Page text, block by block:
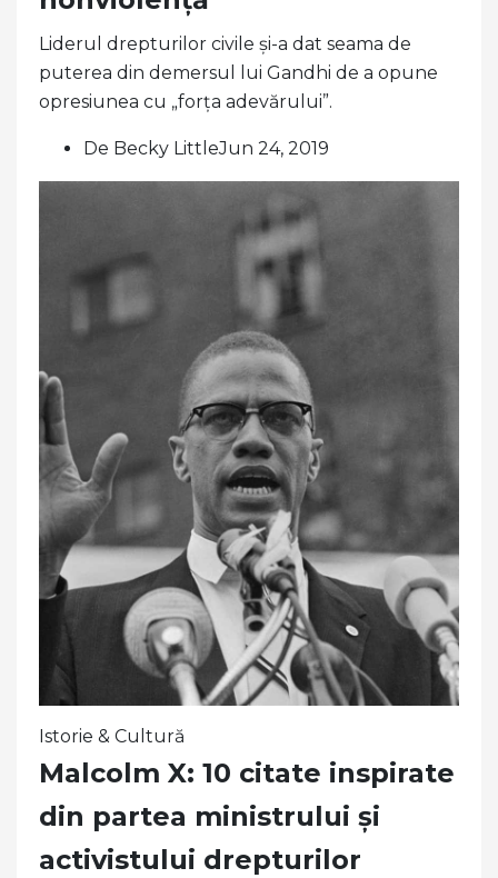
Liderul drepturilor civile și-a dat seama de
puterea din demersul lui Gandhi de a opune
opresiunea cu „forța adevărului”.
De Becky LittleJun 24, 2019
Istorie & Cultură
Malcolm X: 10 citate inspirate
din partea ministrului și
activistului drepturilor